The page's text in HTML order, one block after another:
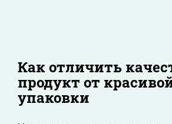
Как отличить
продукт от
упаковки